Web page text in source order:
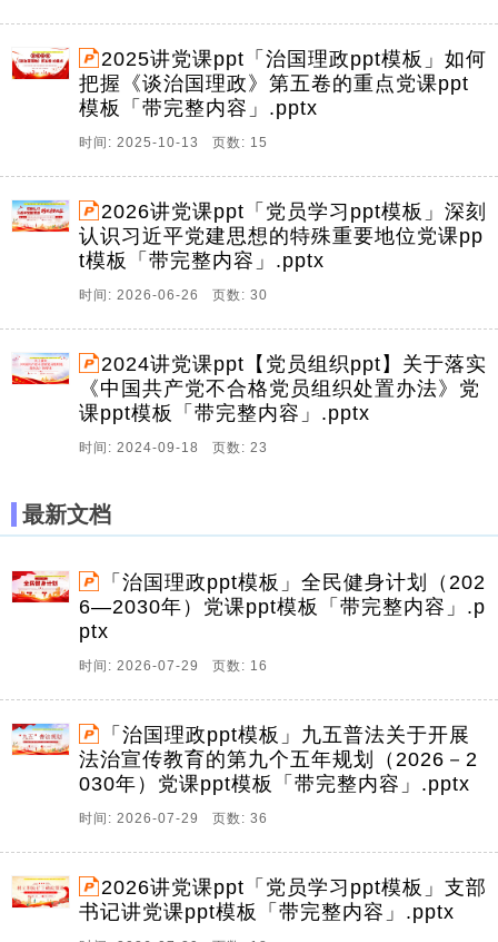
2025讲党课ppt「治国理政ppt模板」如何
把握《谈治国理政》第五卷的重点党课ppt
模板「带完整内容」.pptx
时间: 2025-10-13 页数: 15
2026讲党课ppt「党员学习ppt模板」深刻
认识习近平党建思想的特殊重要地位党课pp
t模板「带完整内容」.pptx
时间: 2026-06-26 页数: 30
2024讲党课ppt【党员组织ppt】关于落实
《中国共产党不合格党员组织处置办法》党
课ppt模板「带完整内容」.pptx
时间: 2024-09-18 页数: 23
最新文档
「治国理政ppt模板」全民健身计划（202
6—2030年）党课ppt模板「带完整内容」.p
ptx
时间: 2026-07-29 页数: 16
「治国理政ppt模板」九五普法关于开展
法治宣传教育的第九个五年规划（2026－2
030年）党课ppt模板「带完整内容」.pptx
时间: 2026-07-29 页数: 36
2026讲党课ppt「党员学习ppt模板」支部
书记讲党课ppt模板「带完整内容」.pptx